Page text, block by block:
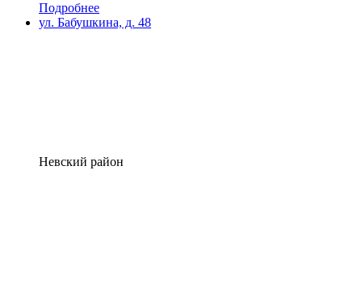
Подробнее
ул. Бабушкина, д. 48
Невский район